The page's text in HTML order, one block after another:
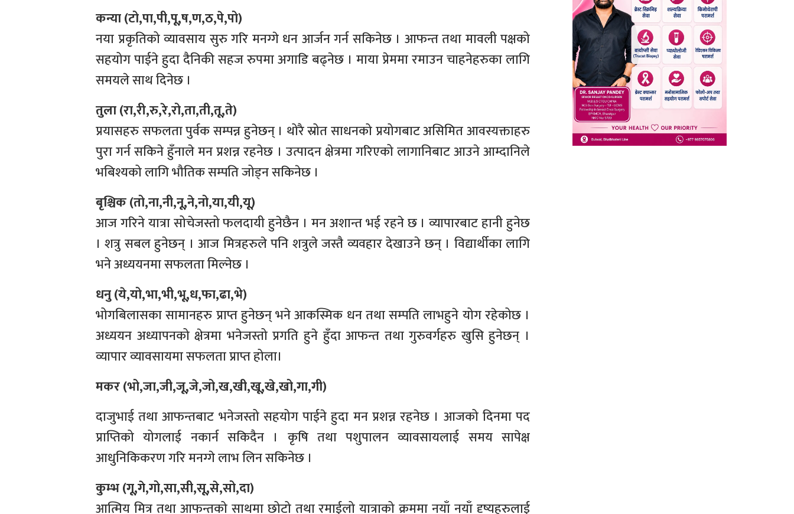
कन्या (टो,पा,पी,पू,ष,ण,ठ,पे,पो)
नया प्रकृतिको व्यावसाय सुरु गरि मनग्गे धन आर्जन गर्न सकिनेछ । आफन्त तथा मावली पक्षको
सहयोग पाईने हुदा दैनिकी सहज रुपमा अगाडि बढ्नेछ । माया प्रेममा रमाउन चाहनेहरुका लागि
समयले साथ दिनेछ ।
तुला (रा,री,रु,रे,रो,ता,ती,तू,ते)
प्रयासहरु सफलता पुर्वक सम्पन्न हुनेछन् । थोरै स्रोत साधनको प्रयोगबाट असिमित आवस्यक्ताहरु
पुरा गर्न सकिने हुँनाले मन प्रशन्न रहनेछ । उत्पादन क्षेत्रमा गरिएको लागानिबाट आउने आम्दानिले
भबिश्यको लागि भौतिक सम्पति जोड्न सकिनेछ ।
बृश्चिक (तो,ना,नी,नू,ने,नो,या,यी,यू)
आज गरिने यात्रा सोचेजस्तो फलदायी हुनेछैन । मन अशान्त भई रहने छ । व्यापारबाट हानी हुनेछ
। शत्रु सबल हुनेछन् । आज मित्रहरुले पनि शत्रुले जस्तै व्यवहार देखाउने छन् । विद्यार्थीका लागि
भने अध्ययनमा सफलता मिल्नेछ ।
धनु (ये,यो,भा,भी,भू,ध,फा,ढा,भे)
भोगबिलासका सामानहरु प्राप्त हुनेछन् भने आकस्मिक धन तथा सम्पति लाभहुने योग रहेकोछ ।
अध्ययन अध्यापनको क्षेत्रमा भनेजस्तो प्रगति हुने हुँदा आफन्त तथा गुरुवर्गहरु खुसि हुनेछन् ।
व्यापार व्यावसायमा सफलता प्राप्त होला।
मकर (भो,जा,जी,जू,जे,जो,ख,खी,खू,खे,खो,गा,गी)
दाजुभाई तथा आफन्तबाट भनेजस्तो सहयोग पाईने हुदा मन प्रशन्न रहनेछ । आजको दिनमा पद
प्राप्तिको योगलाई नकार्न सकिदैन । कृषि तथा पशुपालन व्यावसायलाई समय सापेक्ष
आधुनिकिकरण गरि मनग्गे लाभ लिन सकिनेछ ।
कुम्भ (गू,गे,गो,सा,सी,सू,से,सो,दा)
आत्मिय मित्र तथा आफन्तको साथमा छोटो तथा रमाईलो यात्राको क्रममा नयाँ नयाँ दृष्यहरुलाई